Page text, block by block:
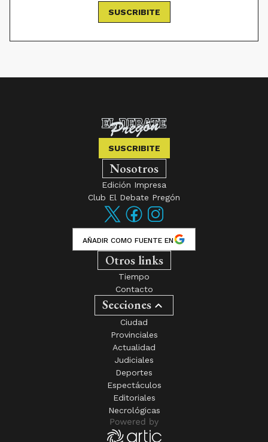
SUSCRIBITE
SUSCRIBITE
Nosotros
Edición Impresa
Club El Debate Pregón
AÑADIR COMO FUENTE EN
Otros links
Tiempo
Contacto
Secciones
Ciudad
Provinciales
Actualidad
Judiciales
Deportes
Espectáculos
Editoriales
Necrológicas